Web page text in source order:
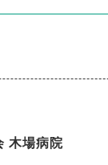
木場病院